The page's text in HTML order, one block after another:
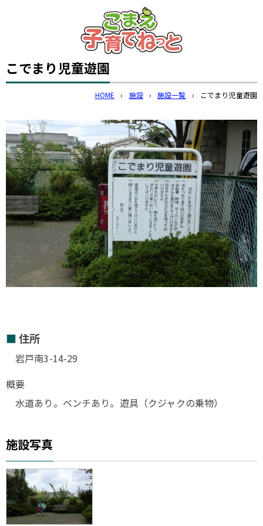
このページの本文へ
こでまり児童遊園
HOME › 施設 › 施設一覧 › こでまり児童遊園
住所
岩戸南3-14-29
概要
水道あり。ベンチあり。遊具（クジャクの乗物）
施設写真